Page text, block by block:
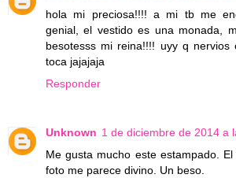
hola mi preciosa!!!! a mi tb me
genial, el vestido es una monada,
besotesss mi reina!!!! uyy q
toca jajajaja
Responder
Unknown 1 de diciembre de 2014 a
Me gusta mucho este estampado.
foto me parece divino. Un beso.